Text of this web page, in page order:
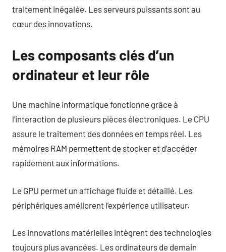
traitement inégalée. Les serveurs puissants sont au
cœur des innovations.
Les composants clés d’un
ordinateur et leur rôle
Une machine informatique fonctionne grâce à
l’interaction de plusieurs pièces électroniques. Le CPU
assure le traitement des données en temps réel. Les
mémoires RAM permettent de stocker et d’accéder
rapidement aux informations.
Le GPU permet un affichage fluide et détaillé. Les
périphériques améliorent l’expérience utilisateur.
Les innovations matérielles intègrent des technologies
toujours plus avancées. Les ordinateurs de demain